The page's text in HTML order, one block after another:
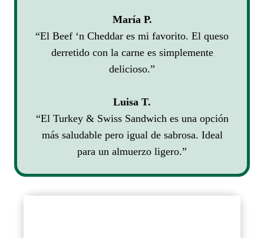
María P.
“El Beef ‘n Cheddar es mi favorito. El queso
derretido con la carne es simplemente
delicioso.”
Luisa T.
“El Turkey & Swiss Sandwich es una opción
más saludable pero igual de sabrosa. Ideal
para un almuerzo ligero.”